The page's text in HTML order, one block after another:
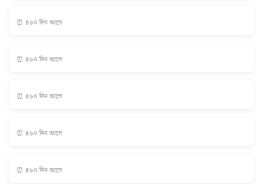
⏰ ৪৮০ দিন আগে
⏰ ৪৮০ দিন আগে
⏰ ৪৮০ দিন আগে
⏰ ৪৮০ দিন আগে
⏰ ৪৮০ দিন আগে